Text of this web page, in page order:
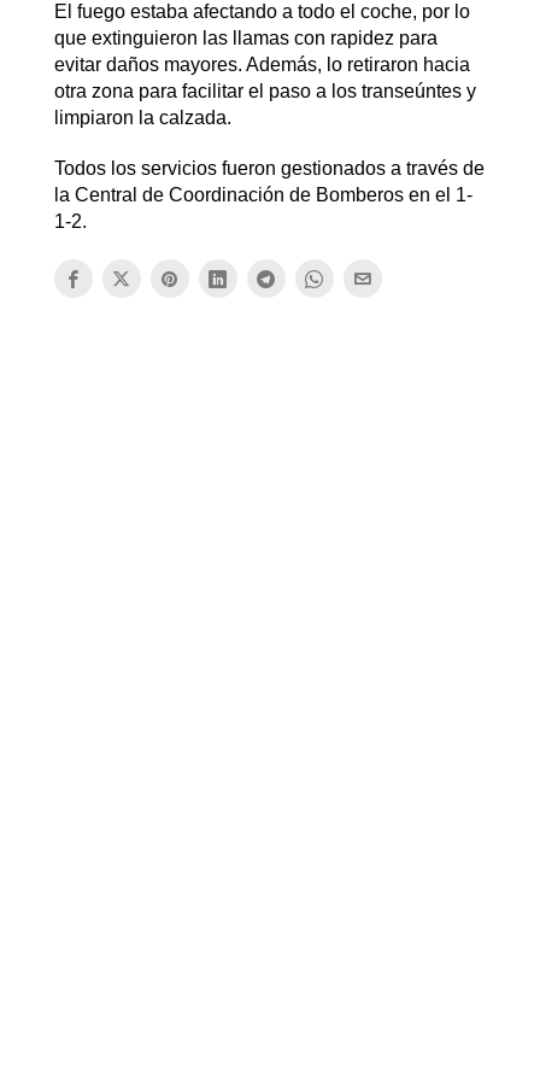
El fuego estaba afectando a todo el coche, por lo
que extinguieron las llamas con rapidez para
evitar daños mayores. Además, lo retiraron hacia
otra zona para facilitar el paso a los transeúntes y
limpiaron la calzada.
Todos los servicios fueron gestionados a través de
la Central de Coordinación de Bomberos en el 1-
1-2.